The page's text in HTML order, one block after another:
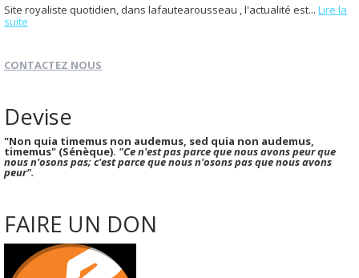
Site royaliste quotidien, dans lafautearousseau , l'actualité est... Lire la
suite
CONTACTEZ NOUS
Devise
"Non quia timemus non audemus, sed quia non audemus,
timemus" (Sénèque). "Ce n'est pas parce que nous avons peur que
nous n'osons pas; c'est parce que nous n'osons pas que nous avons
peur".
FAIRE UN DON